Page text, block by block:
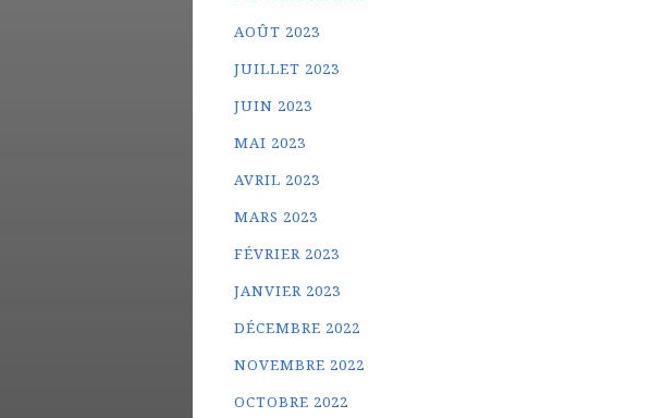
AOÛT 2023
JUILLET 2023
JUIN 2023
MAI 2023
AVRIL 2023
MARS 2023
FÉVRIER 2023
JANVIER 2023
DÉCEMBRE 2022
NOVEMBRE 2022
OCTOBRE 2022